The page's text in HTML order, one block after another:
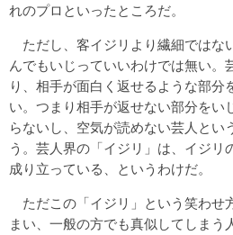
れのプロといったところだ。
ただし、客イジリより繊細ではな
んでもいじっていいわけでは無い。
り、相手が面白く返せるような部分
い。つまり相手が返せない部分をい
らないし、空気が読めない芸人とい
う。芸人界の「イジリ」は、イジリ
成り立っている、というわけだ。
ただこの「イジリ」という笑わせ
まい、一般の方でも真似してしまう